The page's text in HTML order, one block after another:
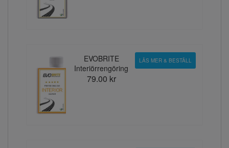
EVOBRITE
Interiörrengöring
79.00 kr
LÄS MER & BESTÄLL